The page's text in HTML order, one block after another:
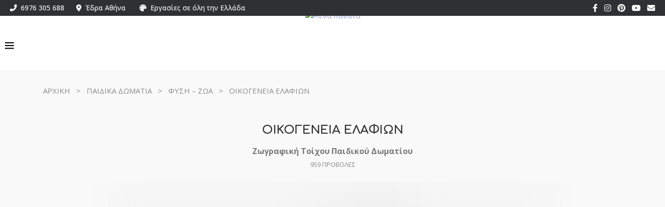
6976 305 688 Έδρα Αθήνα Εργασίες σε όλη την Ελλάδα
ΑΡΧΙΚΗ > ΠΑΙΔΙΚΑ ΔΩΜΑΤΙΑ> ΦΥΣΗ – ΖΩΑ> ΟΙΚΟΓΕΝΕΙΑ ΕΛΑΦΙΩΝ
ΟΙΚΟΓΕΝΕΙΑ ΕΛΑΦΙΩΝ
Ζωγραφική Τοίχου Παιδικού Δωματίου
959ΠΡΟΒΟΛΕΣ